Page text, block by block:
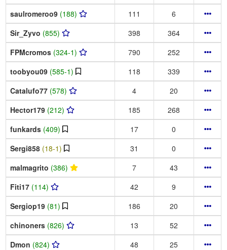
saulromeroo9 (188) 111
6
Sir_Zyvo (855) 398
364
FPMcromos (324-1) 790
252
toobyou09 (585-1) 118
339
Catalufo77 (578) 4
20
Hector179 (212) 185
268
funkards (409) 17
0
Sergi858 (18-1) 31
0
malmagrito (386) 7
43
Fiti17 (114) 42
9
Sergiop19 (81) 186
20
chinoners (826) 13
52
Dmon (824) 48
25